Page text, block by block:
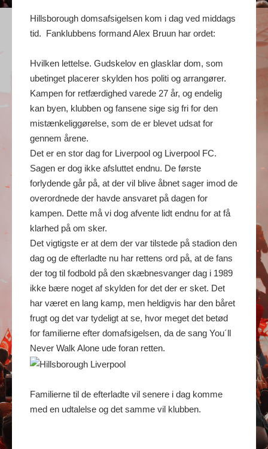
Hillsborough domsafsigelsen kom i dag ved middags
tid. Fanklubbens formand Alex Bruun har ordet:
Hvilken lettelse. Gudskelov en glasklar dom, som
ubetinget placerer skylden hos politi og arrangører.
Kampen for retfærdighed varede 27 år, og endelig
kan byen, klubben og fansene sige sig fri for den
mistænkeliggørelse, som de er blevet udsat for
gennem årene.
Det er en stor dag for Liverpool og Liverpool FC.
Sagen er dog ikke afsluttet endnu. De første
forlydende går på, at der vil blive åbnet sager imod de
overordnede der havde ansvaret på dagen for
kampen. Dette må vi dog afvente lidt endnu for at få
klarhed på om sker.
Det vigtigste er at dem der var tilstede på stadion den
dag og de efterladte nu har rettens ord på, at de fans
der tog til fodbold på den skæbnesvanger dag i 1989
ikke bære noget af skylden for det der er sket. Det
har været en lang kamp, men heldigvis har den båret
frugt og det var tydeligt at se, hvor meget det betød
for familierne efter domafsigelsen, da de sang You´ll
Never Walk Alone ude foran retten.
Familierne til de efterladte vil senere i dag komme
med en udtalelse og det samme vil klubben.